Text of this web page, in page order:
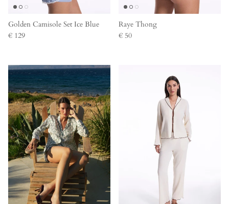
Golden Camisole Set Ice Blue
€ 129
Raye Thong
€ 50